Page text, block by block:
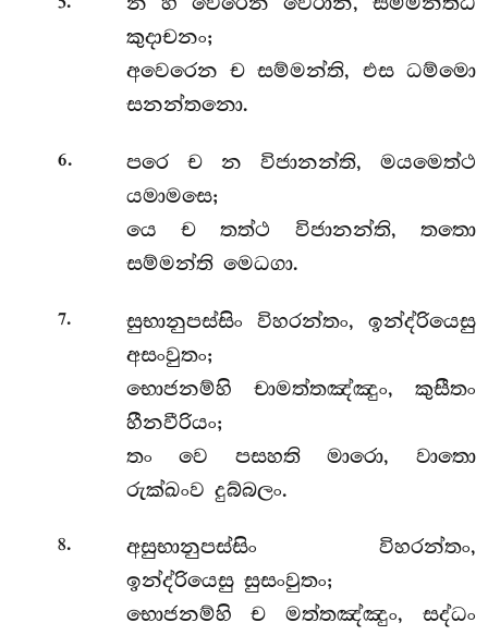
කුදාචනං;
අවෙරෙන ච සම්මන්ති, එස ධම්මො
සනන්තනො.
6. පරෙ ච න විජානන්ති, මයමෙත්ථ
යමාමසෙ;
යෙ ච තත්ථ විජානන්ති, තතො
සම්මන්ති මෙධගා.
7.
සුභානුපස්සිං විහරන්තං, ඉන්ද්රියෙසු
අසංවුතං;
භොජනම්හි චාමත්තඤ්ඤුං, කුසීතං
හීනවීරියං;
තං වෙ පසහති මාරො, වාතො
රුක්ඛංව දුබ්බලං.
8.
අසුභානුපස්සිං විහරන්තං,
ඉන්ද්රියෙසු සුසංවුතං;
භොජනම්හි ච මත්තඤ්ඤුං, සද්ධං